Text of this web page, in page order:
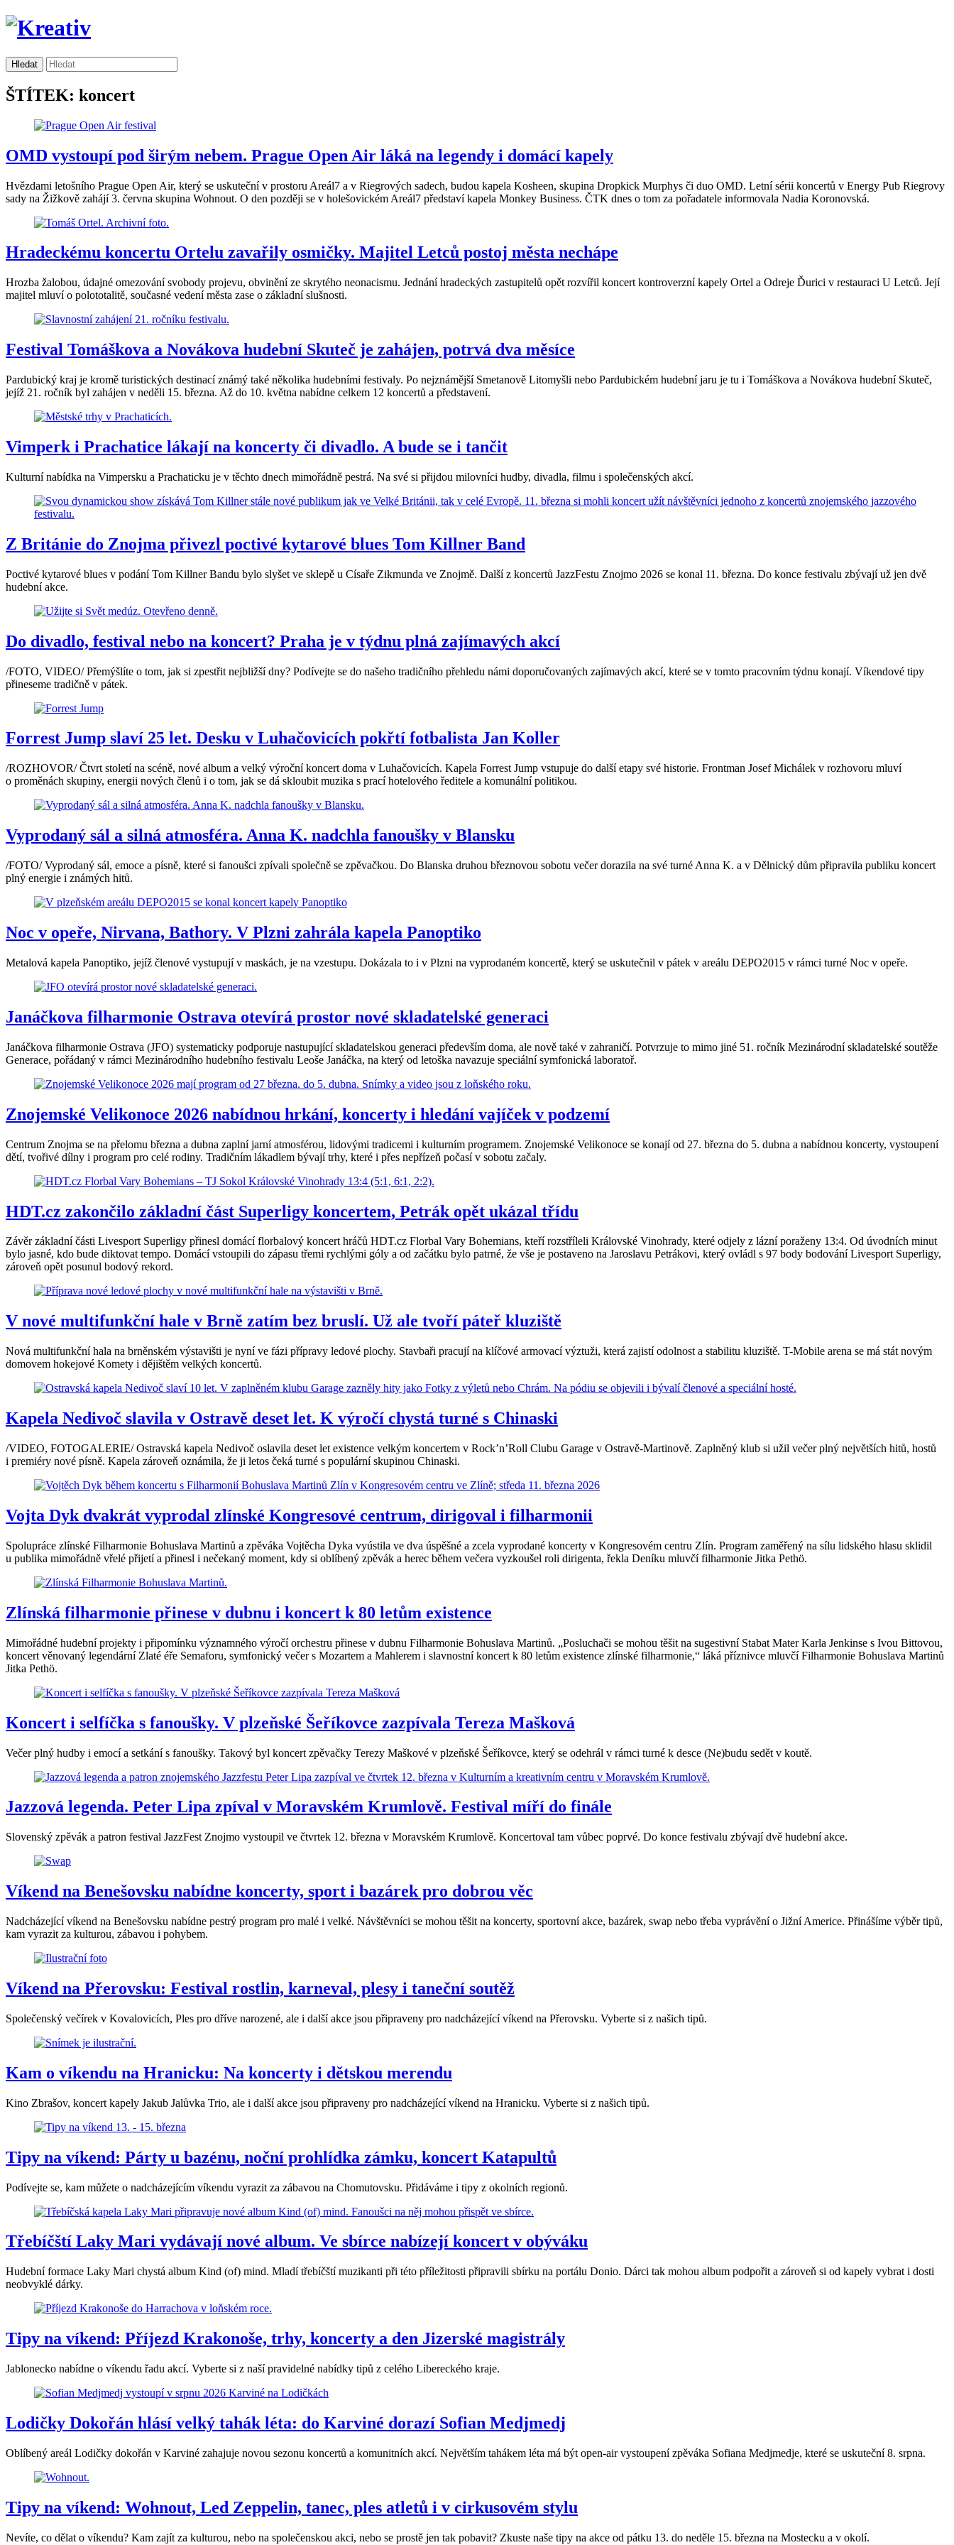
ŠTÍTEK: koncert
OMD vystoupí pod širým nebem. Prague Open Air láká na legendy i domácí kapely
Hvězdami letošního Prague Open Air, který se uskuteční v prostoru Areál7 a v Riegrových sadech, budou kapela Kosheen, skupina Dropkick Murphys či duo OMD. Letní sérii koncertů v Energy Pub Riegrovy
sady na Žižkově zahájí 3. června skupina Wohnout. O den později se v holešovickém Areál7 představí kapela Monkey Business. ČTK dnes o tom za pořadatele informovala Nadia Koronovská.
Hradeckému koncertu Ortelu zavařily osmičky. Majitel Letců postoj města nechápe
Hrozba žalobou, údajné omezování svobody projevu, obvinění ze skrytého neonacismu. Jednání hradeckých zastupitelů opět rozvířil koncert kontroverzní kapely Ortel a Odreje Ďurici v restauraci U Letců. Její
majitel mluví o polototalitě, současné vedení města zase o základní slušnosti.
Festival Tomáškova a Novákova hudební Skuteč je zahájen, potrvá dva měsíce
Pardubický kraj je kromě turistických destinací známý také několika hudebními festivaly. Po nejznámější Smetanově Litomyšli nebo Pardubickém hudební jaru je tu i Tomáškova a Novákova hudební Skuteč,
jejíž 21. ročník byl zahájen v neděli 15. března. Až do 10. května nabídne celkem 12 koncertů a představení.
Vimperk i Prachatice lákají na koncerty či divadlo. A bude se i tančit
Kulturní nabídka na Vimpersku a Prachaticku je v těchto dnech mimořádně pestrá. Na své si přijdou milovníci hudby, divadla, filmu i společenských akcí.
Z Británie do Znojma přivezl poctivé kytarové blues Tom Killner Band
Poctivé kytarové blues v podání Tom Killner Bandu bylo slyšet ve sklepě u Císaře Zikmunda ve Znojmě. Další z koncertů JazzFestu Znojmo 2026 se konal 11. března. Do konce festivalu zbývají už jen dvě
hudební akce.
Do divadlo, festival nebo na koncert? Praha je v týdnu plná zajímavých akcí
/FOTO, VIDEO/ Přemýšlíte o tom, jak si zpestřit nejbližší dny? Podívejte se do našeho tradičního přehledu námi doporučovaných zajímavých akcí, které se v tomto pracovním týdnu konají. Víkendové tipy
přineseme tradičně v pátek.
Forrest Jump slaví 25 let. Desku v Luhačovicích pokřtí fotbalista Jan Koller
/ROZHOVOR/ Čtvrt století na scéně, nové album a velký výroční koncert doma v Luhačovicích. Kapela Forrest Jump vstupuje do další etapy své historie. Frontman Josef Michálek v rozhovoru mluví
o proměnách skupiny, energii nových členů i o tom, jak se dá skloubit muzika s prací hotelového ředitele a komunální politikou.
Vyprodaný sál a silná atmosféra. Anna K. nadchla fanoušky v Blansku
/FOTO/ Vyprodaný sál, emoce a písně, které si fanoušci zpívali společně se zpěvačkou. Do Blanska druhou březnovou sobotu večer dorazila na své turné Anna K. a v Dělnický dům připravila publiku koncert
plný energie i známých hitů.
Noc v opeře, Nirvana, Bathory. V Plzni zahrála kapela Panoptiko
Metalová kapela Panoptiko, jejíž členové vystupují v maskách, je na vzestupu. Dokázala to i v Plzni na vyprodaném koncertě, který se uskutečnil v pátek v areálu DEPO2015 v rámci turné Noc v opeře.
Janáčkova filharmonie Ostrava otevírá prostor nové skladatelské generaci
Janáčkova filharmonie Ostrava (JFO) systematicky podporuje nastupující skladatelskou generaci především doma, ale nově také v zahraničí. Potvrzuje to mimo jiné 51. ročník Mezinárodní skladatelské soutěže
Generace, pořádaný v rámci Mezinárodního hudebního festivalu Leoše Janáčka, na který od letoška navazuje speciální symfonická laboratoř.
Znojemské Velikonoce 2026 nabídnou hrkání, koncerty i hledání vajíček v podzemí
Centrum Znojma se na přelomu března a dubna zaplní jarní atmosférou, lidovými tradicemi i kulturním programem. Znojemské Velikonoce se konají od 27. března do 5. dubna a nabídnou koncerty, vystoupení
dětí, tvořivé dílny i program pro celé rodiny. Tradičním lákadlem bývají trhy, které i přes nepřízeň počasí v sobotu začaly.
HDT.cz zakončilo základní část Superligy koncertem, Petrák opět ukázal třídu
Závěr základní části Livesport Superligy přinesl domácí florbalový koncert hráčů HDT.cz Florbal Vary Bohemians, kteří rozstříleli Královské Vinohrady, které odjely z lázní poraženy 13:4. Od úvodních minut
bylo jasné, kdo bude diktovat tempo. Domácí vstoupili do zápasu třemi rychlými góly a od začátku bylo patrné, že vše je postaveno na Jaroslavu Petrákovi, který ovládl s 97 body bodování Livesport Superligy,
zároveň opět posunul bodový rekord.
V nové multifunkční hale v Brně zatím bez bruslí. Už ale tvoří páteř kluziště
Nová multifunkční hala na brněnském výstavišti je nyní ve fázi přípravy ledové plochy. Stavbaři pracují na klíčové armovací výztuži, která zajistí odolnost a stabilitu kluziště. T-Mobile arena se má stát novým
domovem hokejové Komety i dějištěm velkých koncertů.
Kapela Nedivoč slavila v Ostravě deset let. K výročí chystá turné s Chinaski
/VIDEO, FOTOGALERIE/ Ostravská kapela Nedivoč oslavila deset let existence velkým koncertem v Rock’n’Roll Clubu Garage v Ostravě-Martinově. Zaplněný klub si užil večer plný největších hitů, hostů
i premiéry nové písně. Kapela zároveň oznámila, že ji letos čeká turné s populární skupinou Chinaski.
Vojta Dyk dvakrát vyprodal zlínské Kongresové centrum, dirigoval i filharmonii
Spolupráce zlínské Filharmonie Bohuslava Martinů a zpěváka Vojtěcha Dyka vyústila ve dva úspěšné a zcela vyprodané koncerty v Kongresovém centru Zlín. Program zaměřený na sílu lidského hlasu sklidil
u publika mimořádně vřelé přijetí a přinesl i nečekaný moment, kdy si oblíbený zpěvák a herec během večera vyzkoušel roli dirigenta, řekla Deníku mluvčí filharmonie Jitka Pethö.
Zlínská filharmonie přinese v dubnu i koncert k 80 letům existence
Mimořádné hudební projekty i připomínku významného výročí orchestru přinese v dubnu Filharmonie Bohuslava Martinů. „Posluchači se mohou těšit na sugestivní Stabat Mater Karla Jenkinse s Ivou Bittovou,
koncert věnovaný legendární Zlaté éře Semaforu, symfonický večer s Mozartem a Mahlerem i slavnostní koncert k 80 letům existence zlínské filharmonie,“ láká příznivce mluvčí Filharmonie Bohuslava Martinů
Jitka Pethö.
Koncert i selfíčka s fanoušky. V plzeňské Šeříkovce zazpívala Tereza Mašková
Večer plný hudby i emocí a setkání s fanoušky. Takový byl koncert zpěvačky Terezy Maškové v plzeňské Šeříkovce, který se odehrál v rámci turné k desce (Ne)budu sedět v koutě.
Jazzová legenda. Peter Lipa zpíval v Moravském Krumlově. Festival míří do finále
Slovenský zpěvák a patron festival JazzFest Znojmo vystoupil ve čtvrtek 12. března v Moravském Krumlově. Koncertoval tam vůbec poprvé. Do konce festivalu zbývají dvě hudební akce.
Víkend na Benešovsku nabídne koncerty, sport i bazárek pro dobrou věc
Nadcházející víkend na Benešovsku nabídne pestrý program pro malé i velké. Návštěvníci se mohou těšit na koncerty, sportovní akce, bazárek, swap nebo třeba vyprávění o Jižní Americe. Přinášíme výběr tipů,
kam vyrazit za kulturou, zábavou i pohybem.
Víkend na Přerovsku: Festival rostlin, karneval, plesy i taneční soutěž
Společenský večírek v Kovalovicích, Ples pro dříve narozené, ale i další akce jsou připraveny pro nadcházející víkend na Přerovsku. Vyberte si z našich tipů.
Kam o víkendu na Hranicku: Na koncerty i dětskou merendu
Kino Zbrašov, koncert kapely Jakub Jalůvka Trio, ale i další akce jsou připraveny pro nadcházející víkend na Hranicku. Vyberte si z našich tipů.
Tipy na víkend: Párty u bazénu, noční prohlídka zámku, koncert Katapultů
Podívejte se, kam můžete o nadcházejícím víkendu vyrazit za zábavou na Chomutovsku. Přidáváme i tipy z okolních regionů.
Třebíčští Laky Mari vydávají nové album. Ve sbírce nabízejí koncert v obýváku
Hudební formace Laky Mari chystá album Kind (of) mind. Mladí třebíčští muzikanti při této příležitosti připravili sbírku na portálu Donio. Dárci tak mohou album podpořit a zároveň si od kapely vybrat i dosti
neobvyklé dárky.
Tipy na víkend: Příjezd Krakonoše, trhy, koncerty a den Jizerské magistrály
Jablonecko nabídne o víkendu řadu akcí. Vyberte si z naší pravidelné nabídky tipů z celého Libereckého kraje.
Lodičky Dokořán hlásí velký tahák léta: do Karviné dorazí Sofian Medjmedj
Oblíbený areál Lodičky dokořán v Karviné zahajuje novou sezonu koncertů a komunitních akcí. Největším tahákem léta má být open-air vystoupení zpěváka Sofiana Medjmedje, které se uskuteční 8. srpna.
Tipy na víkend: Wohnout, Led Zeppelin, tanec, ples atletů i v cirkusovém stylu
Nevíte, co dělat o víkendu? Kam zajít za kulturou, nebo na společenskou akci, nebo se prostě jen tak pobavit? Zkuste naše tipy na akce od pátku 13. do neděle 15. března na Mostecku a v okolí.